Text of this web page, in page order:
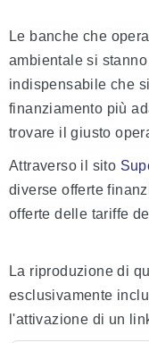
Le banche che
ambientale si
indispensabile che
finanziamento più
trovare il giusto
Attraverso il sito
diverse offerte
offerte delle tariffe
La riproduzione di
esclusivamente
l'attivazione di un